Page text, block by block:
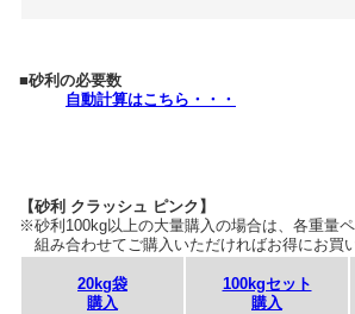
■砂利の必要数
自動計算はこちら・・・
【砂利 クラッシュ ピンク】
※砂利100kg以上の大量購入の場合は、各重量
組み合わせてご購入いただければお得にお買
20kg袋
購入
100kgセット
購入